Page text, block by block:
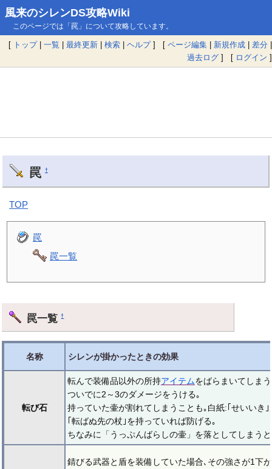
風来のシレンDS攻略Wiki
このページでは「罠」について攻略しています。
[ トップ| 一覧 | 最終更新 | 検索 | ヘルプ] [ ページ編集 | 新規作成 | 差分 |
過去ログ ] [ ログイン ]
罠 †
TOP
罠
罠一覧
罠一覧†
名称 シレンが掛かったときの効果
転び石
転んで装備品以外の所持アイテムをばらまいてしま
ついでに2～3のダメージをうける｡
持っていた壷が割れてしまうことも｡白紙:｢せいいき
｢転ばぬ先の杖｣を持っていれば防げる｡
ちなみに「うっぷんばらしの壷」を落としてしまう
錆びる武器と盾を装備していた場合､その強さが1下